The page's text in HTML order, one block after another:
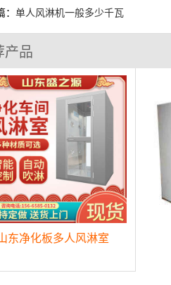
： 单人风淋机一般多少千瓦
产品
东净化板多人风淋室